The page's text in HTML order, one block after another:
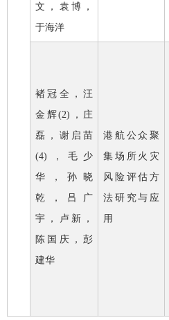
文，袁博，
于海洋
褚冠全，汪
金辉(2) ，庄
磊，谢启苗
(4) ，毛少
华，孙晓
乾，吕广
宇，卢新，
陈国庆，彭
建华
港航公众聚
集场所火灾
风险评估方
法研究与应
用